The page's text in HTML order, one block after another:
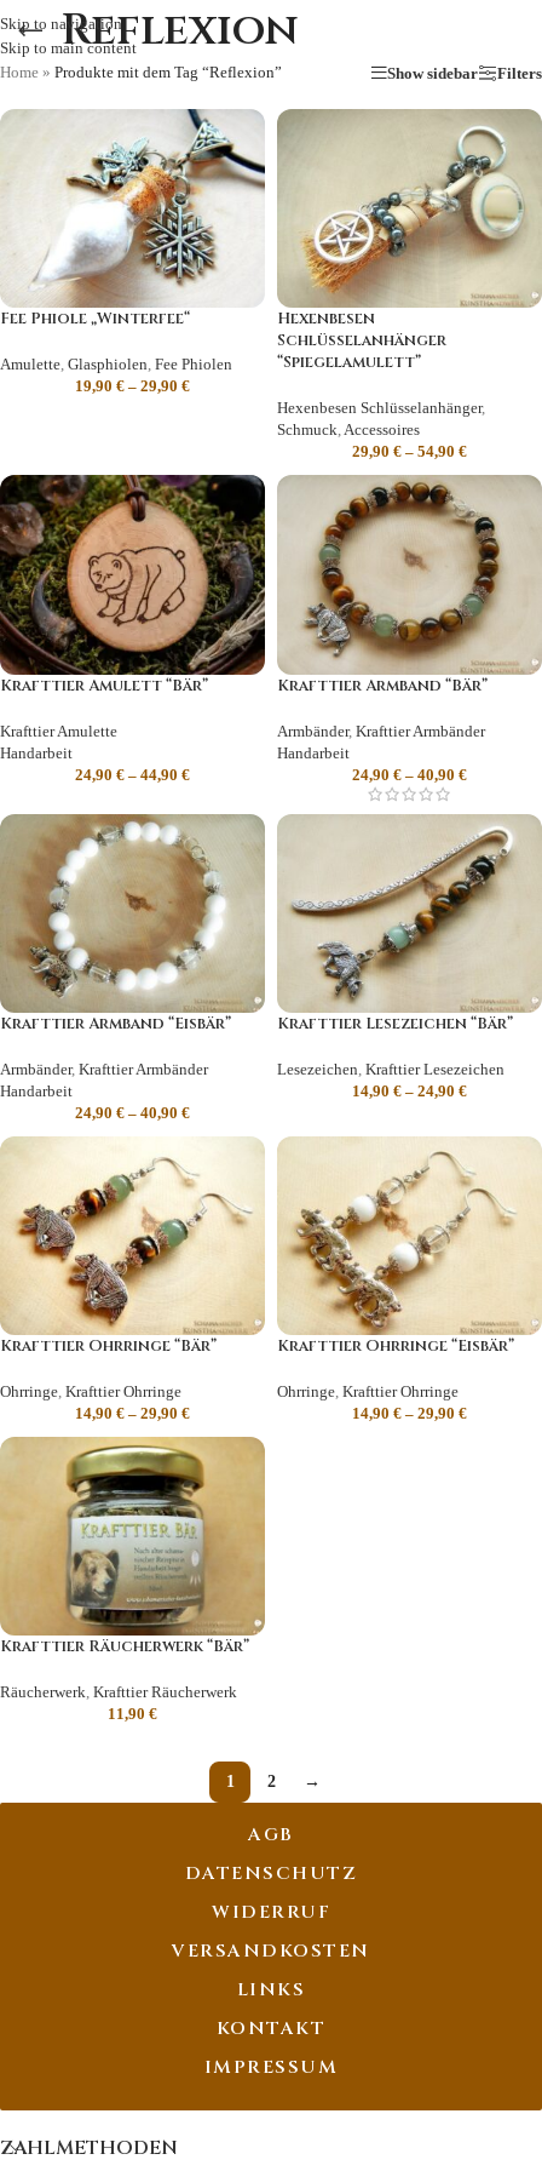
Skip to navigation
Skip to main content
Reflexion
Home » Produkte mit dem Tag “Reflexion” Show sidebar Filters
Fee Phiole „Winterfee“
Amulette, Glasphiolen, Fee Phiolen
19,90 € – 29,90 €
Hexenbesen
Schlüsselanhänger
“Spiegelamulett”
Hexenbesen Schlüsselanhänger,
Schmuck,Accessoires
29,90 € – 54,90 €
Krafttier Amulett “Bär”
Krafttier Amulette
Handarbeit
24,90 € – 44,90 €
Krafttier Armband “Bär”
Armbänder, Krafttier Armbänder
Handarbeit
24,90 € – 40,90 €
Krafttier Armband “Eisbär”
Armbänder, Krafttier Armbänder
Handarbeit
24,90 € – 40,90 €
Krafttier Lesezeichen “Bär”
Lesezeichen Krafttier Lesezeichen
14,90 € – 24,90 €
Krafttier Ohrringe “Bär”
Ohrringe, Krafttier Ohrringe
14,90 € – 29,90 €
Krafttier Ohrringe “Eisbär”
Ohrringe, Krafttier Ohrringe
14,90 € – 29,90 €
Krafttier Räucherwerk “Bär”
Räucherwerk, Krafttier Räucherwerk
11,90 €
1 2 →
AGB
DATENSCHUTZ
WIDERRUF
VERSANDKOSTEN
LINKS
KONTAKT
IMPRESSUM
ZAHLMETHODEN